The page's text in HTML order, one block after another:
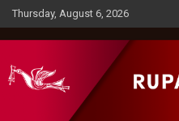
Skip
to
content
Thursday, August 6, 2026
Rupavahini